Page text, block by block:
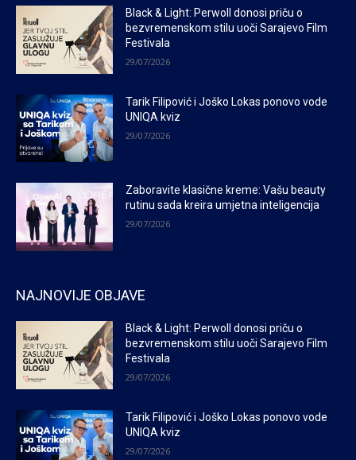
Black & Light: Perwoll donosi priču o
bezvremenskom stilu uoči Sarajevo Film
Festivala
29/07/2026
Tarik Filipović i Joško Lokas ponovo vode
UNIQA kviz
29/07/2026
Zaboravite klasične kreme: Vašu beauty
rutinu sada kreira umjetna inteligencija
29/07/2026
NAJNOVIJE OBJAVE
Black & Light: Perwoll donosi priču o
bezvremenskom stilu uoči Sarajevo Film
Festivala
29/07/2026
Tarik Filipović i Joško Lokas ponovo vode
UNIQA kviz
29/07/2026